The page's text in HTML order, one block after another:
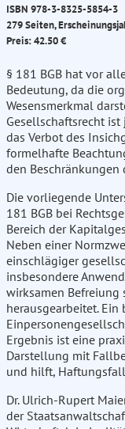
ISBN 978-3-8325-5854-3
279 Seiten,
Preis: 42.50 €
§ 181 BGB hat vor
Bedeutung, da die
Wesensmerkmal
Gesellschaftsrecht
das Verbot des
formelhafte
den Beschränkungen
Die vorliegende
181 BGB bei
Bereich der
Neben einer
einschlägiger
insbesondere
wirksamen
herausgearbeitet.
Ergebnis ist eine
Darstellung mit
und hilft,
Dr. Ulrich-Rupert
der